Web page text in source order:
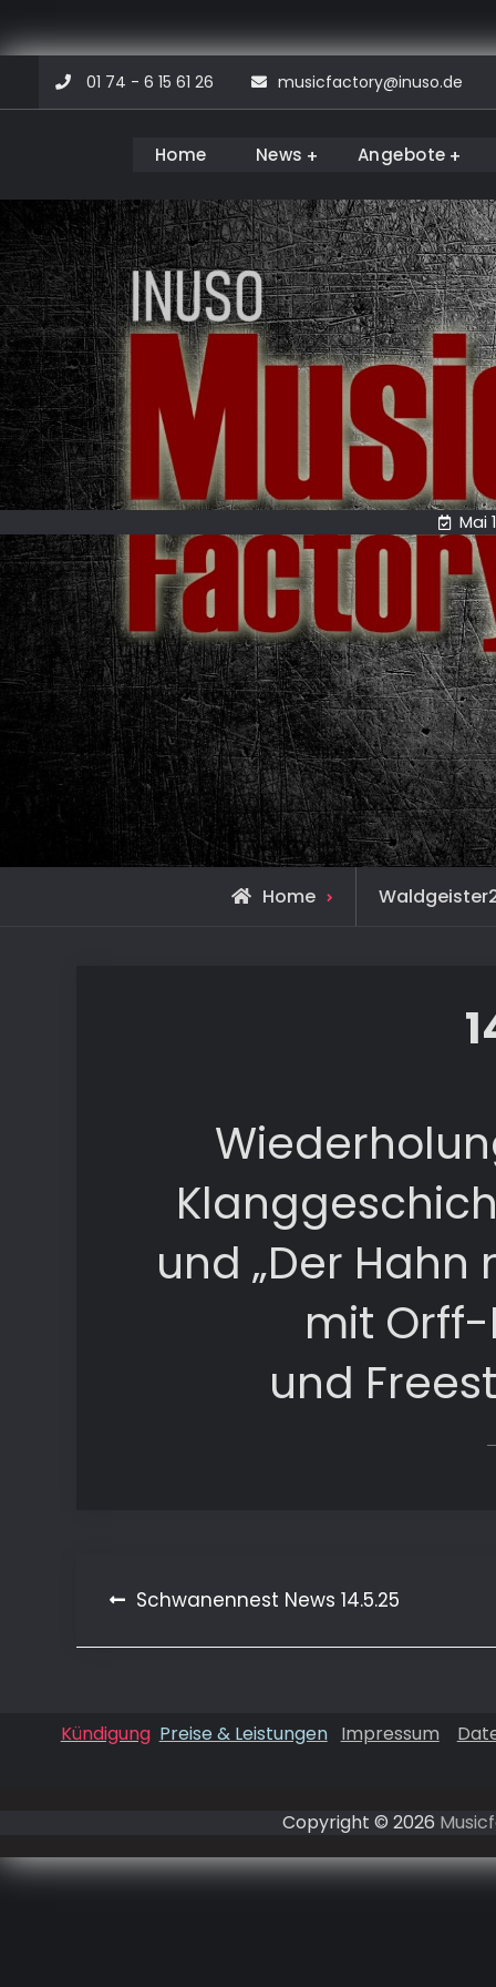
content
01 74 - 6 15 61 26 musicfactory@inuso.de
Musicfactory
Home News Angebote
Mai
Home
und „Der
mit
und
Beitragsnavigation
Schwanennest News 14.5.25
Kündigung Preise & Leistungen Impressum
Copyright © 2026